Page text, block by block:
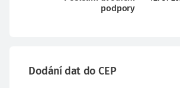
podpory
Dodání dat do CEP